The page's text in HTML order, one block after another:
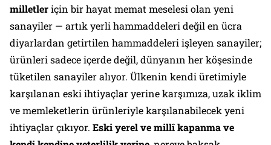
milletleriçin bir hayat memat meselesi olan yeni
sanayiler — artık yerli hammaddeleri değil en ücra
diyarlardan getirtilen hammaddeleri işleyen sanayiler;
ürünleri sadece içerde değil, dünyanın her köşesinde
tüketilen sanayiler alıyor. Ülkenin kendi üretimiyle
karşılanan eski ihtiyaçlar yerine karşımıza, uzak iklim
ve memleketlerin ürünleriyle karşılanabilecek yeni
ihtiyaçlar çıkıyor. Eski yerel ve millî kapanma ve